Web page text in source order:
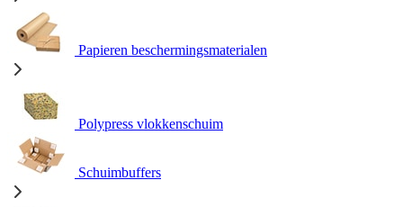
Papieren beschermingsmaterialen
Polypress vlokkenschuim
Schuimbuffers